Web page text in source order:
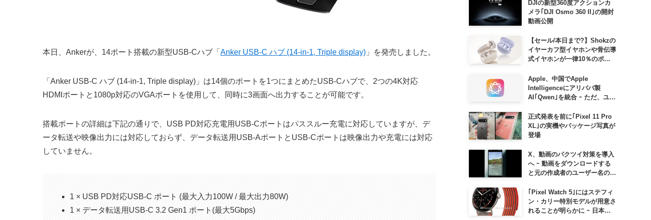
本日、Ankerが、14ポート搭載の新型USB-Cハブ「 Anker USB-C ハブ (14-in-1, Triple display) 」を発売しました。
「Anker USB-C ハブ (14-in-1, Triple display)」は14個のポートを1つにまとめたUSB-Cハブで、2つの4K対応
HDMIポートと1080p対応のVGAポートを使用して、同時に3画面へ出力することが可能です。
搭載ポートの詳細は下記の通りで、USB PD対応充電用USB-Cポートはパススルー充電に対応していますが、デ
ータ転送や映像出力には対応しておらず、データ転送用USB-AポートとUSB-Cポートは映像出力や充電には対応
していません。
1 × USB PD対応USB-C ポート (最大入力100W / 最大出力80W)
1 × データ転送用USB-C 3.2 Gen1 ポート(最大5Gbps)
DJIの新型360度アクションカ
メラ｢DJI Osmo 360 II｣の開封
動画公開
【セール/本日まで?】Shokzの
イヤーカフ型イヤホンや骨伝導
式イヤホンが一律10％のポイ
Apple、中国でApple
Intelligenceにアリババ製
AI｢Qwen｣を統合 ｰ ただ、ユー
正式発表を前に｢Pixel 11 Pro
XL｣の実機やパッケージ写真が
登場
X、動画のパクツイ対策を導入
へ ｰ 動画をダウンロードする
と元の作成者のユーザー名の透
｢Pixel Watch 5｣にはステフィ
ン・カリー特別モデルが用意さ
れることが明らかに ｰ 日本で